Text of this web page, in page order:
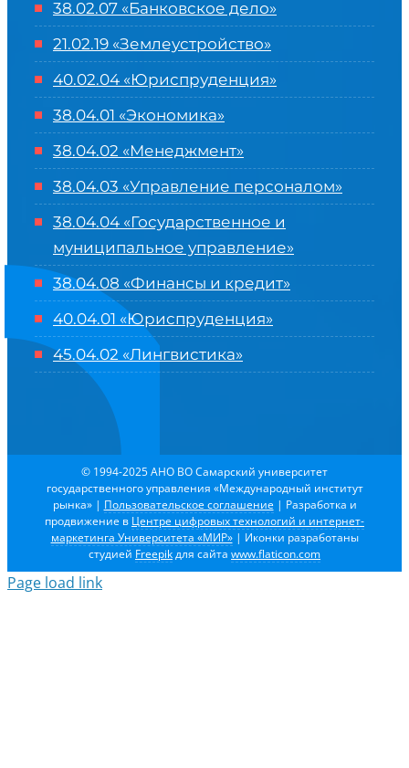
38.02.07 «Банковское дело»
21.02.19 «Землеустройство»
40.02.04 «Юриспруденция»
38.04.01 «Экономика»
38.04.02 «Менеджмент»
38.04.03 «Управление персоналом»
38.04.04 «Государственное и
муниципальное управление»
38.04.08 «Финансы и кредит»
40.04.01 «Юриспруденция»
45.04.02 «Лингвистика»
© 1994-2025 АНО ВО Самарский университет
государственного управления «Международный институт
рынка» | Пользовательское соглашение | Разработка и
продвижение в Центре цифровых технологий и интернет-
маркетинга Университета «МИР»| Иконки разработаны
студией Freepikдля сайта www.flaticon.com
Page load link